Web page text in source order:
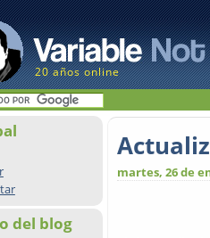
20 años online
del blog
martes, 26 de